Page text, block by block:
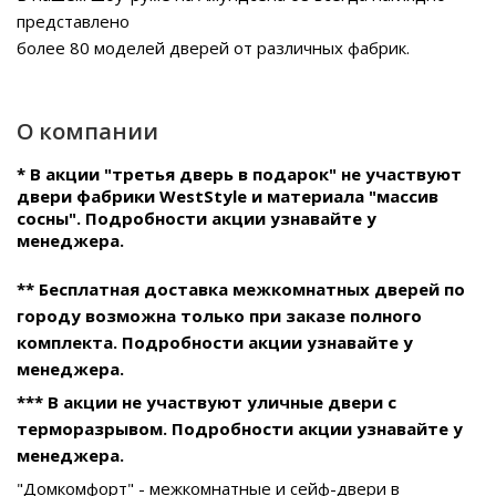
представлено
более 80 моделей дверей от различных фабрик.
О компании
* В акции "третья дверь в подарок" не участвуют
двери фабрики WestStyle и материала "массив
сосны". Подробности акции узнавайте у
менеджера.
** Бесплатная доставка межкомнатных дверей по
городу возможна только при заказе полного
комплекта. Подробности акции узнавайте у
менеджера.
*** В акции не участвуют уличные двери с
терморазрывом. Подробности акции узнавайте у
менеджера.
"Домкомфорт" - межкомнатные и сейф-двери в